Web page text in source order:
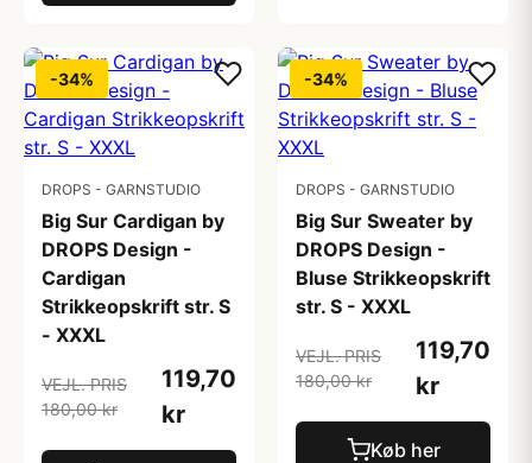
-34%
DROPS - GARNSTUDIO
Big Sur Cardigan by
DROPS Design -
Cardigan
Strikkeopskrift str. S
- XXXL
VEJL. PRIS
180,00 kr
119,70
kr
-34%
DROPS - GARNSTUDIO
Big Sur Sweater by
DROPS Design -
Bluse Strikkeopskrift
str. S - XXXL
VEJL. PRIS
180,00 kr
119,70
kr
Køb her